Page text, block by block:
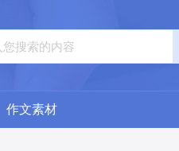
作文素材